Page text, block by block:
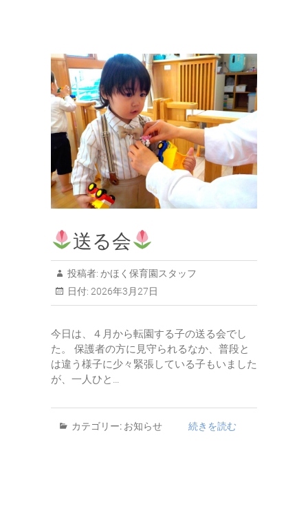
送る会
投稿者: かほく保育園スタッフ
日付: 2026年3月27日
今日は、４月から転園する子の送る会でし
た。 保護者の方に見守られるなか、普段と
は違う様子に少々緊張している子もいました
が、一人ひと…
カテゴリー: お知らせ 続きを読む